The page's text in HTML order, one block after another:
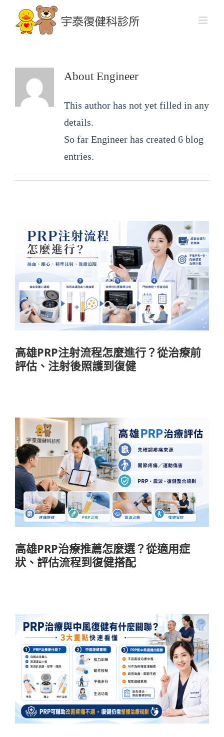
About Engineer
This author has not yet filled in any
details.
So far Engineer has created 6 blog
entries.
高雄PRP注射流程怎麼進行？從治療前評
估、注射後照護到復健
醫療知識
高雄PRP注射流程怎麼進行？從治療前
評估、注射後照護到復健
高雄PRP治療推薦怎麼選？從適用症狀、
評估流程到復健搭配
醫療知識
高雄PRP治療推薦怎麼選？從適用症
狀、評估流程到復健搭配
PRP治療可以輔助中風復健嗎？肌肉骨骼
疼痛與復健阻礙一次看懂
醫療知識